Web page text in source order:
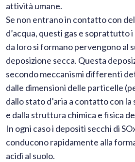
attività umane.
Se non entrano in contatto con
d’acqua, questi gas e soprattutto
da loro si formano pervengono al
deposizione secca. Questa
secondo meccanismi differenti
dalle dimensioni delle particelle
dallo stato d’aria a contatto con
e dalla struttura chimica e fisica
In ogni caso i depositi secchi di
conducono rapidamente alla
acidi al suolo.